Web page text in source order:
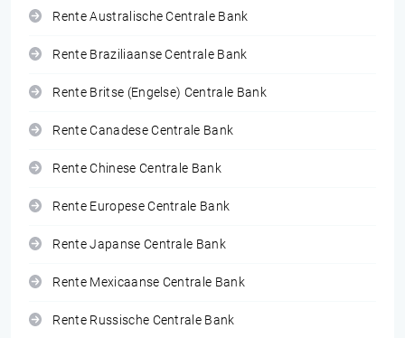
Rente Australische Centrale Bank
Rente Braziliaanse Centrale Bank
Rente Britse (Engelse) Centrale Bank
Rente Canadese Centrale Bank
Rente Chinese Centrale Bank
Rente Europese Centrale Bank
Rente Japanse Centrale Bank
Rente Mexicaanse Centrale Bank
Rente Russische Centrale Bank